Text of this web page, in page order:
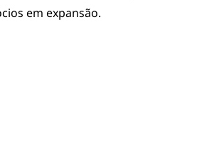
em expansão.